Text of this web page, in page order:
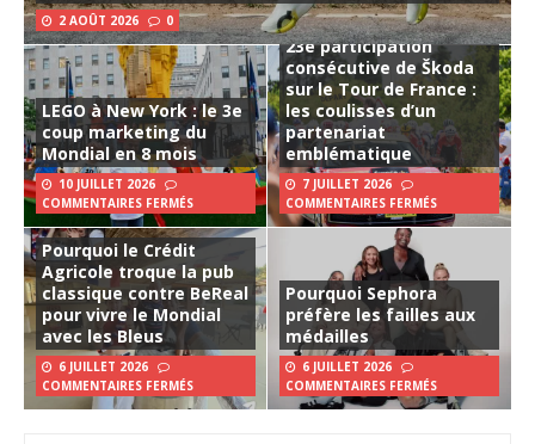
2 AOÛT 2026 0
LEGO à New York : le 3e
coup marketing du
Mondial en 8 mois
10 JUILLET 2026
COMMENTAIRES FERMÉS
23e participation
consécutive de Škoda
sur le Tour de France :
les coulisses d’un
partenariat
emblématique
7 JUILLET 2026
COMMENTAIRES FERMÉS
Pourquoi le Crédit
Agricole troque la pub
classique contre BeReal
pour vivre le Mondial
avec les Bleus
6 JUILLET 2026
COMMENTAIRES FERMÉS
Pourquoi Sephora
préfère les failles aux
médailles
6 JUILLET 2026
COMMENTAIRES FERMÉS